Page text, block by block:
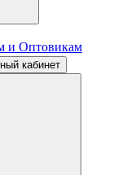
и Оптовикам
кабинет